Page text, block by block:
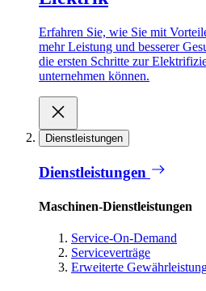
Erfahren Sie, wie Sie mit
mehr Leistung und besserer
die ersten Schritte zur
unternehmen können.
Dienstleistungen
Dienstleistungen
Maschinen-Dienstleistungen
Service-On-Demand
Serviceverträge
Erweiterte